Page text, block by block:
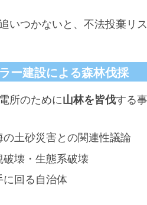
いつかないと、不法投棄リス
ー建設による森林伐採
所のために山林を皆伐する
の土砂災害との関連性議論
破壊・生態系破壊
に回る自治体